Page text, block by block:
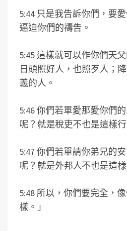
5:44 只是我告訴你們，要
逼迫你們的禱告。
5:45 這樣就可以作你們天
日頭照好人，也照歹人；
義的人。
5:46 你們若單愛那愛你們
呢？就是稅吏不也是這樣
5:47 你們若單請你弟兄的
呢？就是外邦人不也是這
5:48 所以，你們要完全，
樣。」